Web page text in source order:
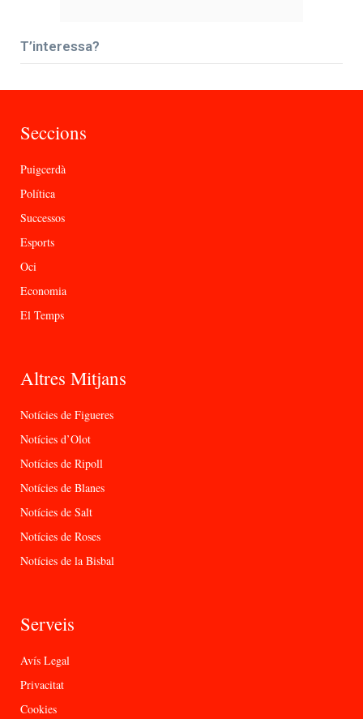
T’interessa?
Seccions
Puigcerdà
Política
Successos
Esports
Oci
Economia
El Temps
Altres Mitjans
Notícies de Figueres
Notícies d’Olot
Notícies de Ripoll
Notícies de Blanes
Notícies de Salt
Notícies de Roses
Notícies de la Bisbal
Serveis
Avís Legal
Privacitat
Cookies